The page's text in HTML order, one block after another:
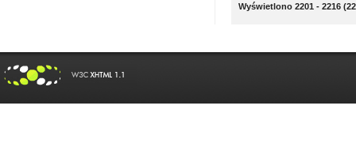
Wyświetlono 2201 - 2216